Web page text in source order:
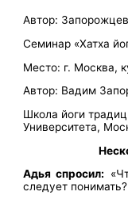
Автор:
Семинар «Хатха
Место: г. Москва,
Автор: Вадим
Школа йоги
Университета,
Адья спросил:
следует